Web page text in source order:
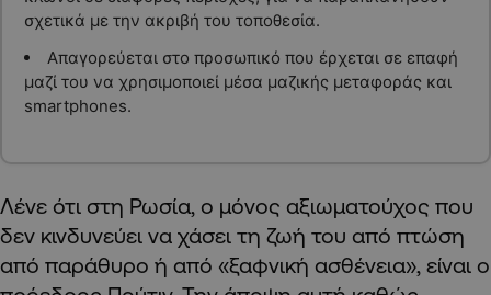
σχετικά με την ακριβή του τοποθεσία.
Απαγορεύεται στο προσωπικό που έρχεται σε επαφή
μαζί του να χρησιμοποιεί μέσα μαζικής μεταφοράς και
smartphones.
Λένε ότι στη Ρωσία, ο μόνος αξιωματούχος που
δεν κινδυνεύει να χάσει τη ζωή του από πτώση
από παράθυρο ή από «ξαφνική ασθένεια», είναι ο